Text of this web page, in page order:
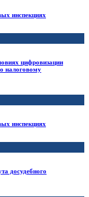
инспекциях
цифровизации
налоговому
инспекциях
досудебного